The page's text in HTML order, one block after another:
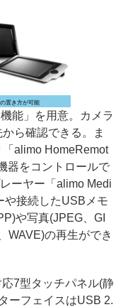
置き方が可能
能」を用意。カメラ
ら確認できる。ま
alimo HomeRemot
器をコントロールで
ーヤー「alimo Medi
や接続したUSBメモ
や写真(JPEG、GI
WAVE)の再生ができ
7型タッチパネル(静
ーフェイスはUSB 2.